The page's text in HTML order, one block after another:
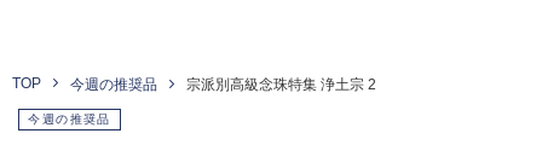
TOP 今週の推奨品 宗派別高級念珠特集 浄土宗 2
今週の推奨品